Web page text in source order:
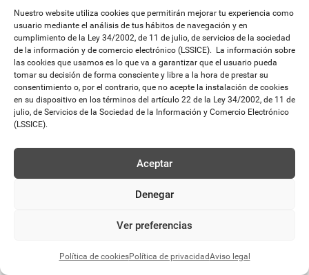
Nuestro website utiliza cookies que permitirán mejorar tu experiencia como
usuario mediante el análisis de tus hábitos de navegación y en
cumplimiento de la Ley 34/2002, de 11 de julio, de servicios de la sociedad
de la información y de comercio electrónico (LSSICE). La información sobre
las cookies que usamos es lo que va a garantizar que el usuario pueda
tomar su decisión de forma consciente y libre a la hora de prestar su
consentimiento o, por el contrario, que no acepte la instalación de cookies
en su dispositivo en los términos del artículo 22 de la Ley 34/2002, de 11 de
julio, de Servicios de la Sociedad de la Información y Comercio Electrónico
(LSSICE).
Aceptar
Denegar
Ver preferencias
Política de cookiesPolítica de privacidadAviso legal
Diputación de Zamora
Año
varios
Zamora y se elige una
imagen representativa
de dicha población.